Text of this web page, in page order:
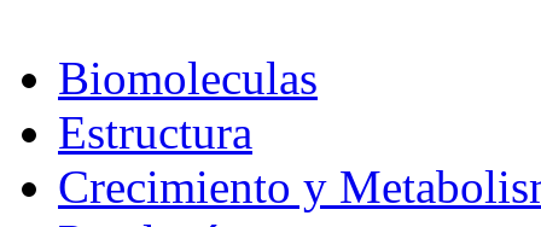
Biomoleculas
Estructura
Crecimiento y